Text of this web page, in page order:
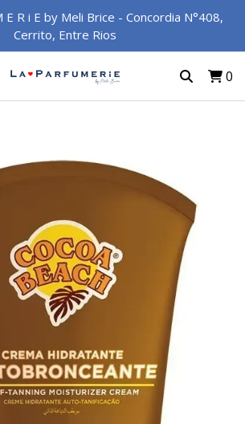
E R i E by Meli Brice - Concordia N°408,
Cerrito, Entre Rios
0